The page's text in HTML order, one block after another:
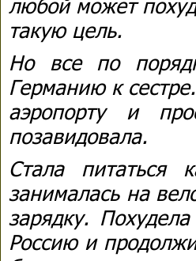
такую цель.
Но все по
Германию к
аэропорту и
позавидовала.
Стала
занималась на
зарядку.
Россию и